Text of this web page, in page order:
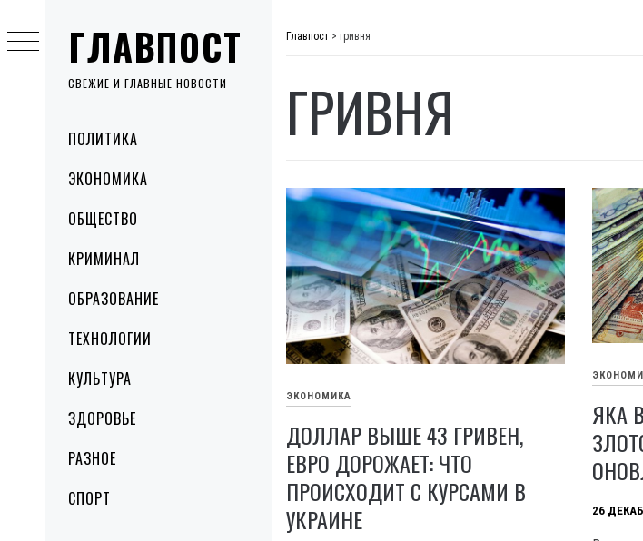
ГЛАВПОСТ
СВЕЖИЕ И ГЛАВНЫЕ НОВОСТИ
MenuПОЛИТИКА
ЭКОНОМИКА
ОБЩЕСТВО
КРИМИНАЛ
ОБРАЗОВАНИЕ
ТЕХНОЛОГИИ
КУЛЬТУРА
ЗДОРОВЬЕ
РАЗНОЕ
СПОРТ
to
content
Главпост > гривня
ГРИВНЯ
ЭКОНОМИКА
ДОЛЛАР ВЫШЕ 43 ГРИВЕН,
ЕВРО ДОРОЖАЕТ: ЧТО
ПРОИСХОДИТ С КУРСАМИ В
УКРАИНЕ
ЯКА
26